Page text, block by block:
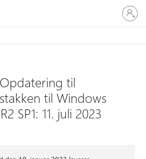
Log
på
din
til
til Windows
SP1: 11. juli 2023